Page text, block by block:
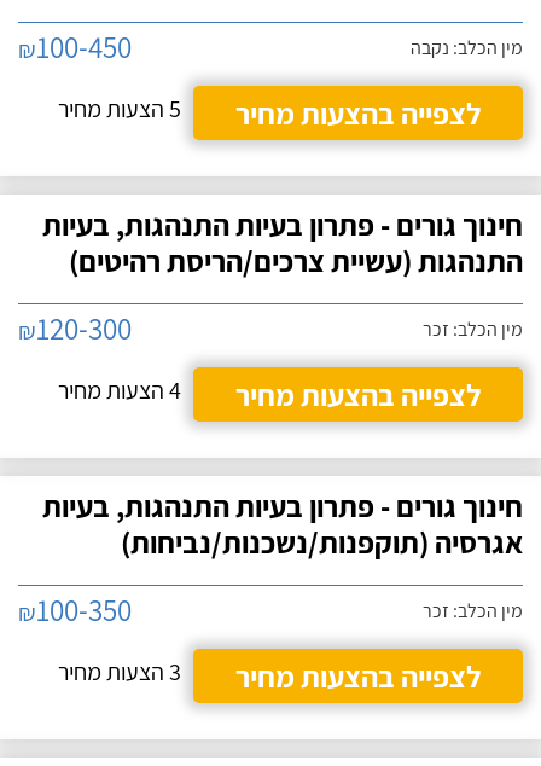
מין הכלב: נקבה ₪100-450
לצפייה בהצעות מחיר
5 הצעות מחיר
חינוך גורים - פתרון בעיות התנהגות, בעיות
התנהגות (עשיית צרכים/הריסת רהיטים)
מין הכלב: זכר ₪120-300
לצפייה בהצעות מחיר
4 הצעות מחיר
חינוך גורים - פתרון בעיות התנהגות, בעיות
אגרסיה (תוקפנות/נשכנות/נביחות)
מין הכלב: זכר ₪100-350
לצפייה בהצעות מחיר
3 הצעות מחיר